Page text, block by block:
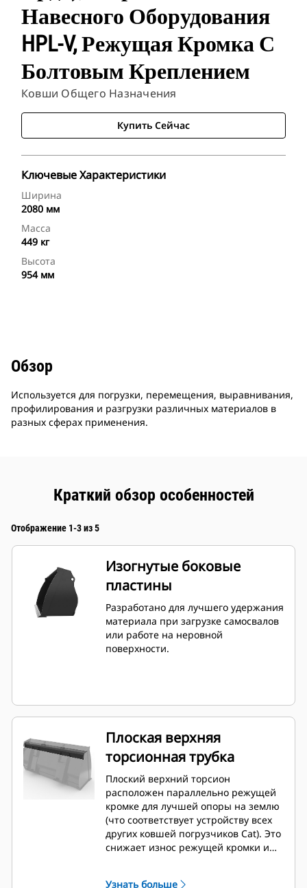
Навесного Оборудования
HPL-V, Режущая Кромка С
Болтовым Креплением
Ковши Общего Назначения
Купить Сейчас
Ключевые Характеристики
Ширина
2080 мм
Масса
449 кг
Высота
954 мм
Обзор
Используется для погрузки, перемещения, выравнивания,
профилирования и разгрузки различных материалов в
разных сферах применения.
Краткий обзор особенностей
Отображение 1-3 из 5
Изогнутые боковые
пластины
Разработано для лучшего удержания
материала при загрузке самосвалов
или работе на неровной
поверхности.
Плоская верхняя
торсионная трубка
Плоский верхний торсион
расположен параллельно режущей
кромке для лучшей опоры на землю
(что соответствует устройству всех
других ковшей погрузчиков Cat). Это
снижает износ режущей кромки и
Узнать больше